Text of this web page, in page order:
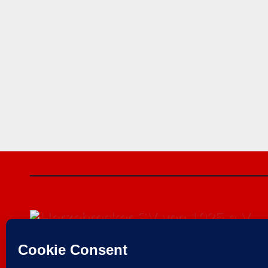
Herzebrocker SV